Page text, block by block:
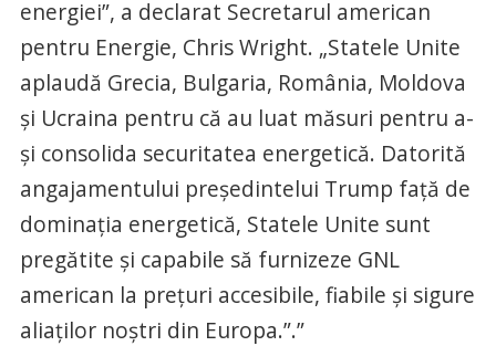
energiei”, a declarat Secretarul american
pentru Energie, Chris Wright. „Statele Unite
aplaudă Grecia, Bulgaria, România, Moldova
și Ucraina pentru că au luat măsuri pentru a-
și consolida securitatea energetică. Datorită
angajamentului președintelui Trump față de
dominația energetică, Statele Unite sunt
pregătite și capabile să furnizeze GNL
american la prețuri accesibile, fiabile și sigure
aliaților noștri din Europa.”.”